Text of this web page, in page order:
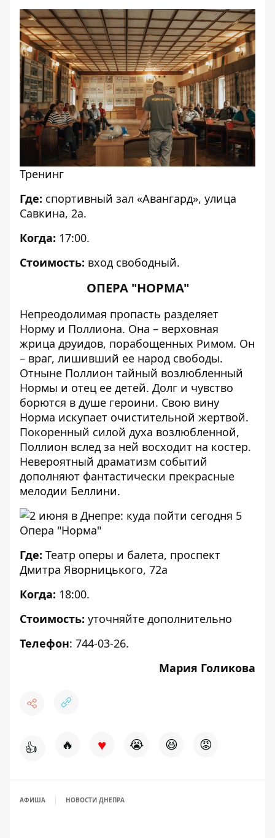
Тренинг
Где: спортивный зал «Авангард», улица
Савкина, 2а.
Когда: 17:00.
Стоимость: вход свободный.
ОПЕРА "НОРМА"
Непреодолимая пропасть разделяет
Норму и Поллиона. Она – верховная
жрица друидов, порабощенных Римом. Он
– враг, лишивший ее народ свободы.
Отныне Поллион тайный возлюбленный
Нормы и отец ее детей. Долг и чувство
борются в душе героини. Свою вину
Норма искупает очистительной жертвой.
Покоренный силой духа возлюбленной,
Поллион вслед за ней восходит на костер.
Невероятный драматизм событий
дополняют фантастически прекрасные
мелодии Беллини.
Опера "Норма"
Где: Театр оперы и балета, проспект
Дмитра Яворницького, 72а
Когда: 18:00.
Стоимость: уточняйте дополнительно
Телефон: 744-03-26.
Мария Голикова
👍 🔥 ♥ 😭 😆 😡
АФИША НОВОСТИ ДНЕПРА